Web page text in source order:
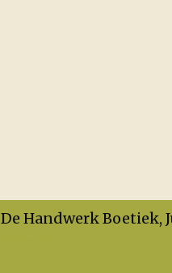
De Handwerk Boetiek,